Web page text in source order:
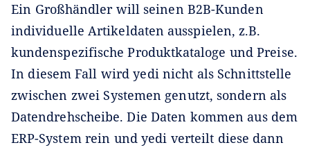
Ein Großhändler will seinen B2B-Kunden
individuelle Artikeldaten ausspielen, z.B.
kundenspezifische Produktkataloge und Preise.
In diesem Fall wird yedi nicht als Schnittstelle
zwischen zwei Systemen genutzt, sondern als
Datendrehscheibe. Die Daten kommen aus dem
ERP-System rein und yedi verteilt diese dann